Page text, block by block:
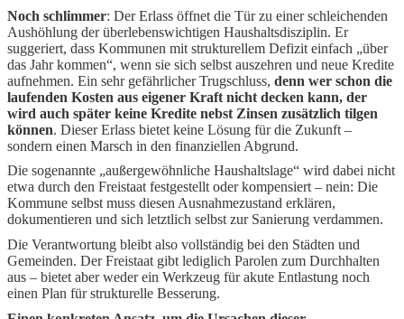
Noch schlimmer: Der Erlass öffnet die Tür zu einer schleichenden
Aushöhlung der überlebenswichtigen Haushaltsdisziplin. Er
suggeriert, dass Kommunen mit strukturellem Defizit einfach „über
das Jahr kommen“, wenn sie sich selbst auszehren und neue Kredite
aufnehmen. Ein sehr gefährlicher Trugschluss, denn wer schon die
laufenden Kosten aus eigener Kraft nicht decken kann, der
wird auch später keine Kredite nebst Zinsen zusätzlich tilgen
können. Dieser Erlass bietet keine Lösung für die Zukunft –
sondern einen Marsch in den finanziellen Abgrund.
Die sogenannte „außergewöhnliche Haushaltslage“ wird dabei nicht
etwa durch den Freistaat festgestellt oder kompensiert – nein: Die
Kommune selbst muss diesen Ausnahmezustand erklären,
dokumentieren und sich letztlich selbst zur Sanierung verdammen.
Die Verantwortung bleibt also vollständig bei den Städten und
Gemeinden. Der Freistaat gibt lediglich Parolen zum Durchhalten
aus – bietet aber weder ein Werkzeug für akute Entlastung noch
einen Plan für strukturelle Besserung.